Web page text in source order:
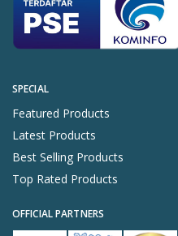
SPECIAL
Featured Products
Latest Products
Best Selling Products
Top Rated Products
OFFICIAL PARTNERS